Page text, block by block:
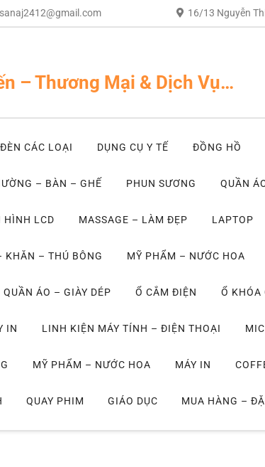
16/13 Nguyễn
– Thương Mại & Dịch Vụ…
ĐÈN CÁC LOẠI DỤNG CỤ Y TẾ ĐỒNG HỒ
– BÀN – GHẾ PHUN SƯƠNG QUẦN
HÌNH LCD MASSAGE – LÀM ĐẸP LAPTOP
KHĂN – THÚ BÔNG MỸ PHẨM – NƯỚC HOA
QUẦN ÁO – GIÀY DÉP Ổ CẮM ĐIỆN Ổ KHÓA
IN LINH KIỆN MÁY TÍNH – ĐIỆN THOẠI
MỸ PHẨM – NƯỚC HOA MÁY IN
QUAY PHIM GIÁO DỤC MUA HÀNG –